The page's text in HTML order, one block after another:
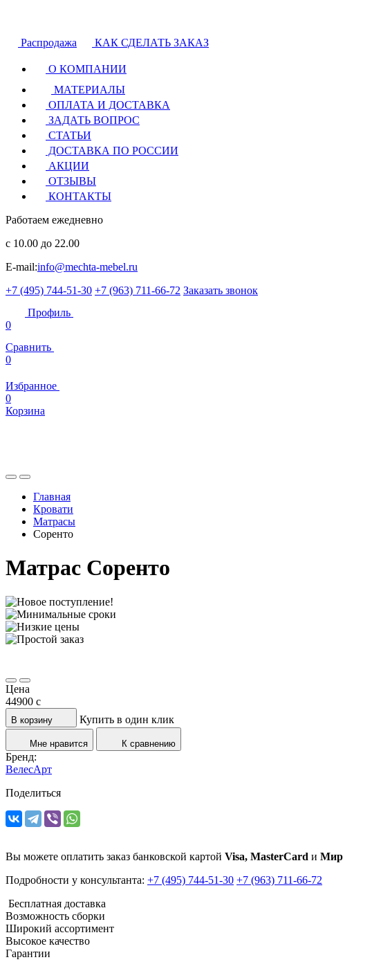
Распродажа КАК СДЕЛАТЬ ЗАКАЗ
О КОМПАНИИ
МАТЕРИАЛЫ
ОПЛАТА И ДОСТАВКА
ЗАДАТЬ ВОПРОС
СТАТЬИ
ДОСТАВКА ПО РОССИИ
АКЦИИ
ОТЗЫВЫ
КОНТАКТЫ
Работаем ежедневно
с 10.00 до 22.00
E-mail:info@mechta-mebel.ru
+7 (495) 744-51-30 +7 (963) 711-66-72 Заказать звонок
Профиль
0
Сравнить
0
Избранное
0
Корзина
Главная
Кровати
Матрасы
Соренто
Матрас Соренто
Цена
44900 c
В корзину Купить в один клик
Мне нравится К сравнению
Бренд:
ВелесАрт
Поделиться
Вы можете оплатить заказ банковской картой Visa, MasterCard и Мир
Подробности у консультанта: +7 (495) 744-51-30 +7 (963) 711-66-72
Бесплатная доставка
Возможность сборки
Широкий ассортимент
Высокое качество
Гарантии